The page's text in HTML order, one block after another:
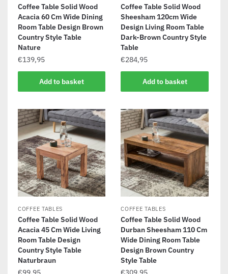
Coffee Table Solid Wood
Acacia 60 Cm Wide Dining
Room Table Design Brown
Country Style Table
Nature
€139,95
Add to basket
Coffee Table Solid Wood
Sheesham 120cm Wide
Design Living Room Table
Dark-Brown Country Style
Table
€284,95
Add to basket
COFFEE TABLES
Coffee Table Solid Wood
Acacia 45 Cm Wide Living
Room Table Design
Country Style Table
Naturbraun
COFFEE TABLES
Coffee Table Solid Wood
Durban Sheesham 110 Cm
Wide Dining Room Table
Design Brown Country
Style Table